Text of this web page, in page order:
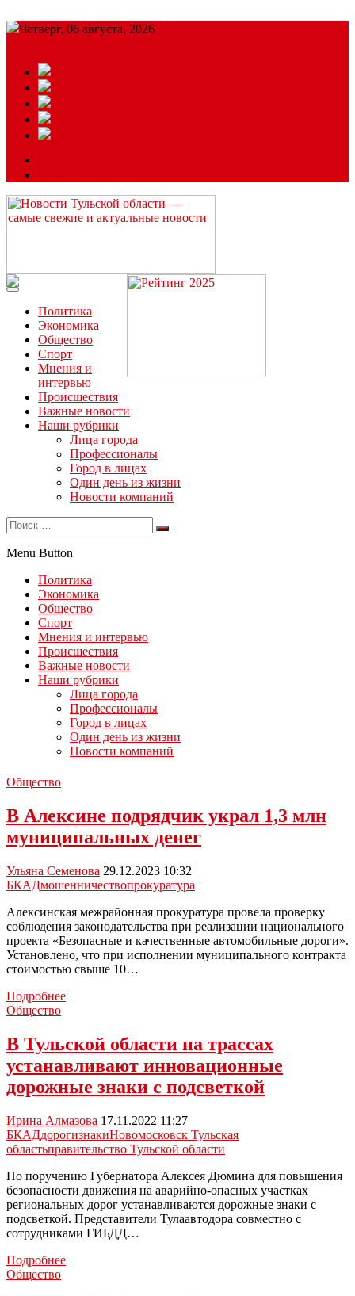
Четверг, 06 августа, 2026
Читайте последние новости дня в Тульской области на сайте
“ЗаНовомосковск”
Политика
Экономика
Общество
Спорт
Мнения и
интервью
Происшествия
Важные новости
Наши рубрики
Лица города
Профессионалы
Город в лицах
Один день из жизни
Новости компаний
Menu Button
Политика
Экономика
Общество
Спорт
Мнения и интервью
Происшествия
Важные новости
Наши рубрики
Лица города
Профессионалы
Город в лицах
Один день из жизни
Новости компаний
Общество
В Алексине подрядчик украл 1,3 млн
муниципальных денег
Ульяна Семенова 29.12.2023 10:32
БКАДмошенничествопрокуратура
Алексинская межрайонная прокуратура провела проверку
соблюдения законодательства при реализации национального
проекта «Безопасные и качественные автомобильные дороги».
Установлено, что при исполнении муниципального контракта
стоимостью свыше 10…
ПодробнееВ
1,3
млн
денег
Общество
В Тульской области на трассах
устанавливают инновационные
дорожные знаки с подсветкой
Ирина Алмазова 17.11.2022 11:27
БКАДдорогизнакиНовомосковск Тульская
областьправительство Тульской области
По поручению Губернатора Алексея Дюмина для повышения
безопасности движения на аварийно-опасных участках
региональных дорог устанавливаются дорожные знаки с
подсветкой. Представители Тулаавтодора совместно с
сотрудниками ГИБДД…
ПодробнееВ
Общество